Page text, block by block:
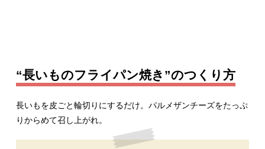
“長いものフライパン焼き”のつくり方
長いもを皮ごと輪切りにするだけ。パルメザンチーズをたっぷ
りからめて召し上がれ。